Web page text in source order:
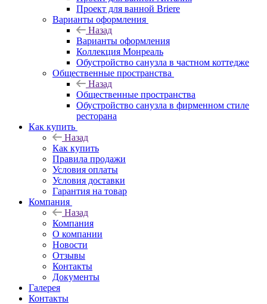
Проект для ванной Briere
Варианты оформления
Назад
Варианты оформления
Коллекция Монреаль
Обустройство санузла в частном коттедже
Общественные пространства
Назад
Общественные пространства
Обустройство санузла в фирменном стиле
ресторана
Как купить
Назад
Как купить
Правила продажи
Условия оплаты
Условия доставки
Гарантия на товар
Компания
Назад
Компания
О компании
Новости
Отзывы
Контакты
Документы
Галерея
Контакты